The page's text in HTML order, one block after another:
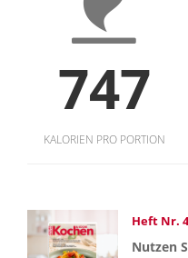
747
KALORIEN PRO PORTION
Heft Nr.
Nutzen